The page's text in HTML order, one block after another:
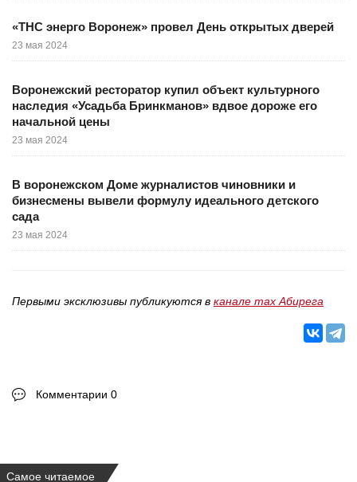
«ТНС энерго Воронеж» провел День открытых дверей
23 мая 2024
Воронежский ресторатор купил объект культурного
наследия «Усадьба Бринкманов» вдвое дороже его
начальной цены
23 мая 2024
В воронежском Доме журналистов чиновники и
бизнесмены вывели формулу идеального детского
сада
23 мая 2024
Первыми эксклюзивы публикуются в канале max Абирега
Комментарии 0
Самое читаемое